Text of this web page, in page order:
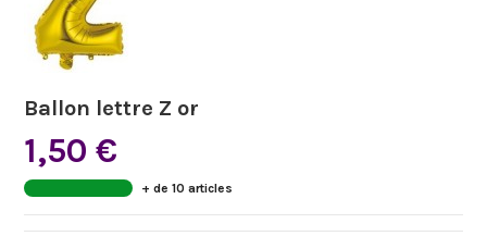
Ballon lettre Z or
1,50 €
+ de 10 articles